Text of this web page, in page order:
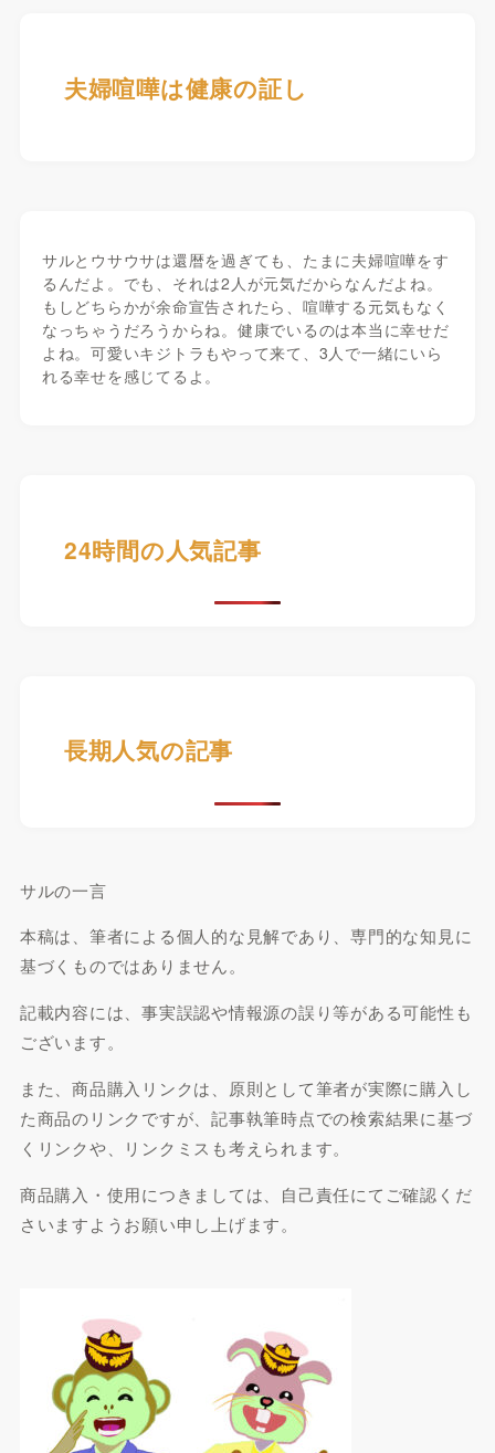
夫婦喧嘩は健康の証し
サルとウサウサは還暦を過ぎても、たまに夫婦喧嘩をす
るんだよ。でも、それは2人が元気だからなんだよね。
もしどちらかが余命宣告されたら、喧嘩する元気もなく
なっちゃうだろうからね。健康でいるのは本当に幸せだ
よね。可愛いキジトラもやって来て、3人で一緒にいら
れる幸せを感じてるよ。
24時間の人気記事
長期人気の記事
サルの一言
本稿は、筆者による個人的な見解であり、専門的な知見に
基づくものではありません。
記載内容には、事実誤認や情報源の誤り等がある可能性も
ございます。
また、商品購入リンクは、原則として筆者が実際に購入し
た商品のリンクですが、記事執筆時点での検索結果に基づ
くリンクや、リンクミスも考えられます。
商品購入・使用につきましては、自己責任にてご確認くだ
さいますようお願い申し上げます。